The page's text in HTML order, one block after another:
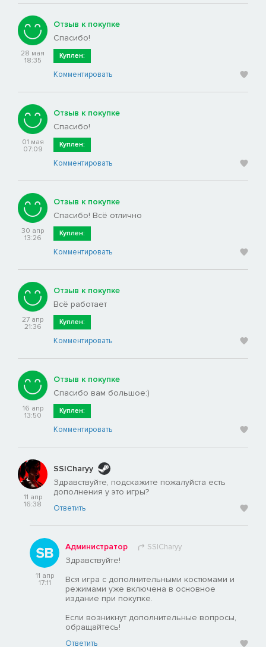
28 мая
18:35
Отзыв к покупке
Спасибо!
Куплен:
Комментировать
01 мая
07:09
Отзыв к покупке
Спасибо!
Куплен:
Комментировать
30 апр
13:26
Отзыв к покупке
Спасибо! Всё отлично
Куплен:
Комментировать
27 апр
21:36
Отзыв к покупке
Всё работает
Куплен:
Комментировать
16 апр
13:50
Отзыв к покупке
Спасибо вам большое:)
Куплен:
Комментировать
11 апр
16:38
SS|Charyy
Здравствуйте, подскажите пожалуйста есть
дополнения у это игры?
Ответить
11 апр
17:11
Администратор SS|Charyy
Здравствуйте!
Вся игра с дополнительными костюмами и
режимами уже включена в основное
издание при покупке.
Если возникнут дополнительные вопросы,
обращайтесь!
Ответить